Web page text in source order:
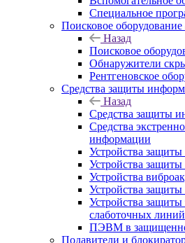
Специальное
Поисковое оборудование
Назад
Поисковое
Обнаружители
Рентгеновское
Средства защиты
Назад
Средства защиты
Средства
информации
Устройства
Устройства
Устройства
Устройства защиты
Устройства
слаботочных линий
ПЭВМ в
Подавители и